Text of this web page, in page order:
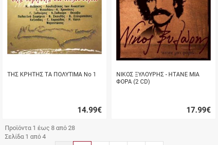
ΤΗΣ ΚΡΗΤΗΣ ΤΑ ΠΟΛΥΤΙΜΑ Νο 1
14.99€
αγορά
ΝΙΚΟΣ ΞΥΛΟΥΡΗΣ - ΗΤΑΝΕ ΜΙΑ
ΦΟΡΑ (2 CD)
17.99€
Προϊόντα 1 έως 8 από 28
Σελίδα 1 από 4